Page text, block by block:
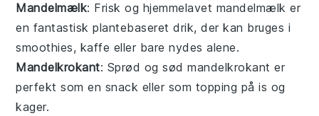
Mandelmælk: Frisk og hjemmelavet mandelmælk er
en fantastiskplantebaseret drik, der kan bruges i
smoothies, kaffe eller bare nydes alene.
Mandelkrokant: Sprød og sødmandelkrokant er
perfekt som en snack eller som topping påis og
kager.